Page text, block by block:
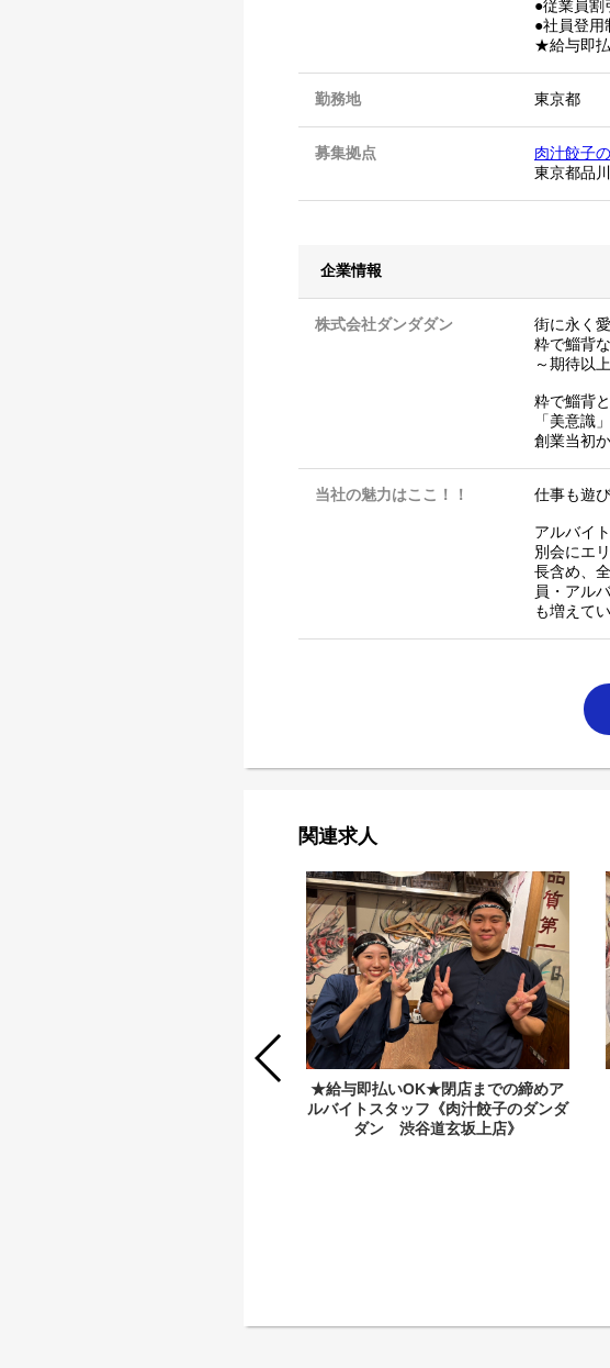
●従業員割
●社員登用
★給与即
勤務地 東京都
募集拠点
肉汁餃子
東京都品
企業情報
株式会社ダンダダン
街に永く
粋で鯔背
～期待以
粋で鯔背
「美意識
創業当初
当社の魅力はここ！！ 仕事も遊
アルバイ
別会にエ
長含め、
員・アル
も増えて
関連求人
★給与即払いOK★閉店までの締めア
ルバイトスタッフ《肉汁餃子のダンダ
ダン 渋谷道玄坂上店》